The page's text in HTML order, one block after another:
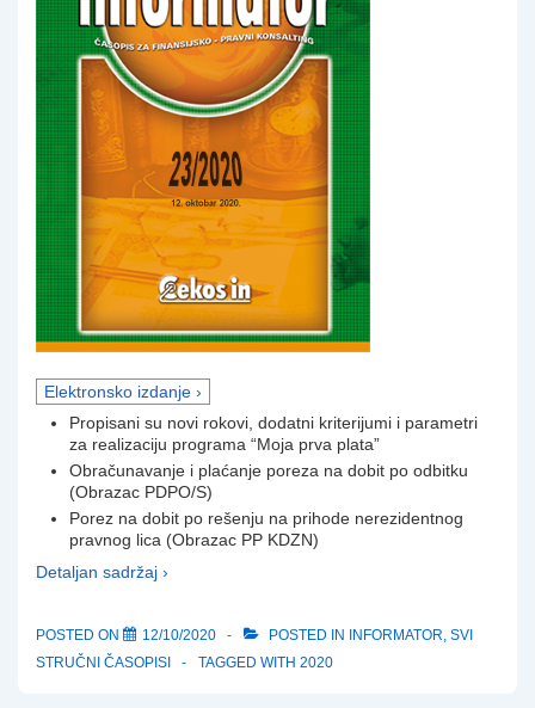
Elektronsko izdanje ›
Propisani su novi rokovi, dodatni kriterijumi i parametri
za realizaciju programa “Moja prva plata”
Obračunavanje i plaćanje poreza na dobit po odbitku
(Obrazac PDPO/S)
Porez na dobit po rešenju na prihode nerezidentnog
pravnog lica (Obrazac PP KDZN)
Detaljan sadržaj ›
POSTED ON 12/10/2020 POSTED IN INFORMATOR SVI
STRUČNI ČASOPISI
TAGGED WITH 2020